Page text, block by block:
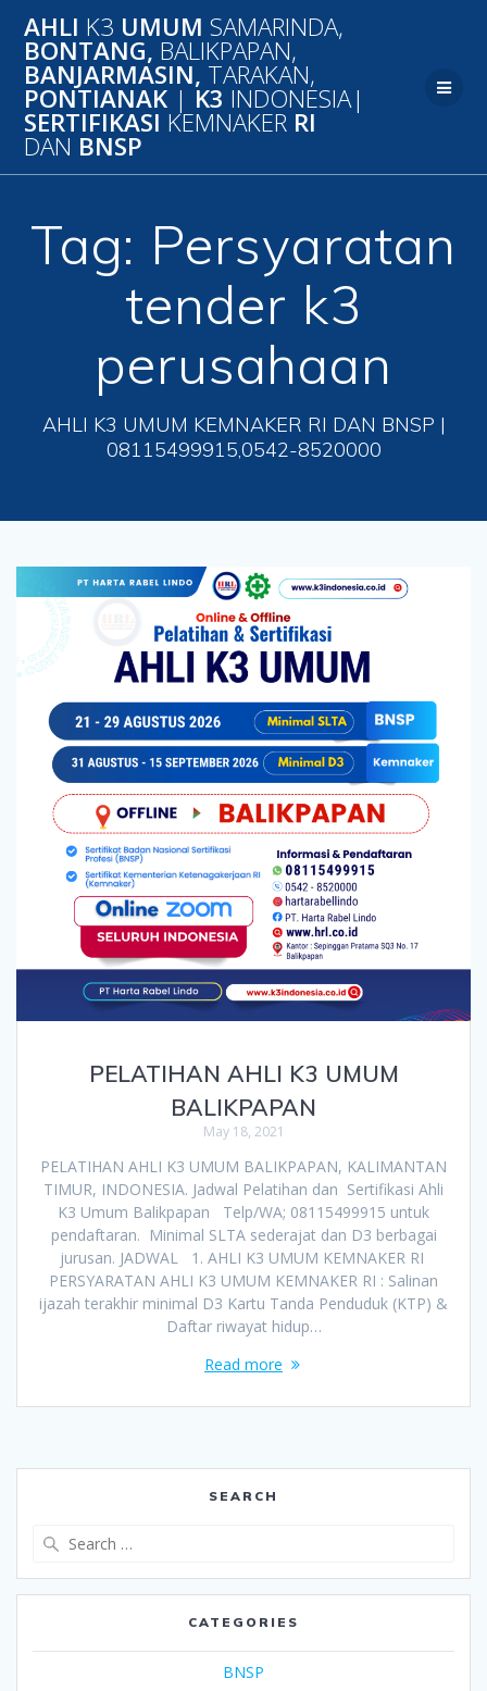
to
content
AHLI K3 UMUM SAMARINDA,
BONTANG, BALIKPAPAN,
BANJARMASIN, TARAKAN,
PONTIANAK | K3 INDONESIA|
SERTIFIKASI KEMNAKER RI
DAN BNSP
Tag: Persyaratan
tender k3
perusahaan
AHLI K3 UMUM KEMNAKER RI DAN BNSP |
08115499915,0542-8520000
PELATIHAN AHLI K3 UMUM
BALIKPAPAN
May 18, 2021
PELATIHAN AHLI K3 UMUM BALIKPAPAN, KALIMANTAN
TIMUR, INDONESIA. Jadwal Pelatihan dan Sertifikasi Ahli
K3 Umum Balikpapan Telp/WA; 08115499915 untuk
pendaftaran. Minimal SLTA sederajat dan D3 berbagai
jurusan. JADWAL 1. AHLI K3 UMUM KEMNAKER RI
PERSYARATAN AHLI K3 UMUM KEMNAKER RI : Salinan
ijazah terakhir minimal D3 Kartu Tanda Penduduk (KTP) &
Daftar riwayat hidup…
Read more
SEARCH
CATEGORIES
BNSP